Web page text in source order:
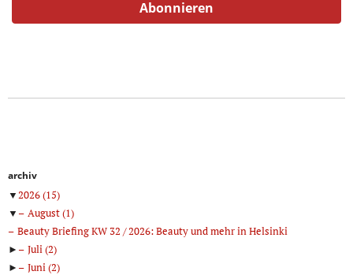
archiv
▼2026(15)
▼
August(1)
Beauty Briefing KW 32 / 2026: Beauty und mehr in Helsinki
►
Juli(2)
►
Juni(2)